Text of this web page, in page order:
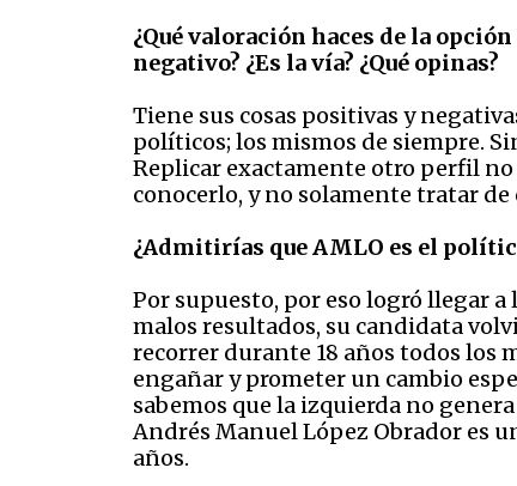
¿Qué valoración haces de la
negativo? ¿Es la vía? ¿Qué opinas?
Tiene sus cosas positivas y
políticos; los mismos de siempre.
Replicar exactamente otro perfil
conocerlo, y no solamente tratar
¿Admitirías que AMLO es el
Por supuesto, por eso logró llegar a
malos resultados, su candidata
recorrer durante 18 años todos los
engañar y prometer un cambio
sabemos que la izquierda no
Andrés Manuel López Obrador es
años.